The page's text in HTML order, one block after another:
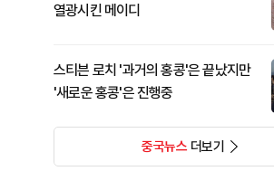
열광시킨 메이디
스티븐 로치 '과거의 홍콩'은 끝났지만
'새로운 홍콩'은 진행중
중국뉴스더보기